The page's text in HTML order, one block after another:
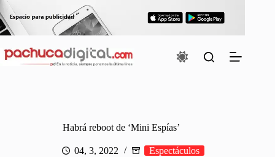
Saltar
al
contenido
Habrá reboot de ‘Mini Espías’
04, 3, 2022 Espectáculos